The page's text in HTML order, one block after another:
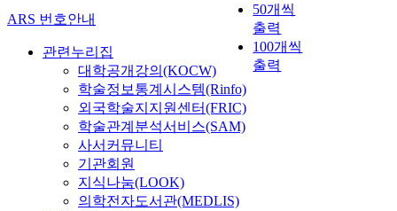
50개씩
출력
100개씩
출력
ARS 번호안내
관련누리집
대학공개강의(KOCW)
학술정보통계시스템(Rinfo)
외국학술지지원센터(FRIC)
학술관계분석서비스(SAM)
사서커뮤니티
기관회원
지식나눔(LOOK)
의학전자도서관(MEDLIS)